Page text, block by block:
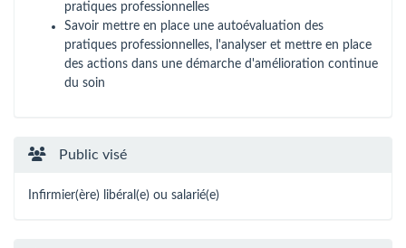
pratiques professionnelles
Savoir mettre en place une autoévaluation des
pratiques professionnelles, l'analyser et mettre en place
des actions dans une démarche d'amélioration continue
du soin
Public visé
Infirmier(ère) libéral(e) ou salarié(e)